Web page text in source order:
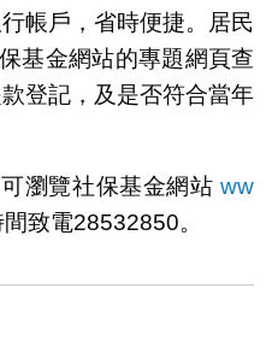
帳戶，省時便捷。居民
基金網站的專題網頁查
登記，及是否符合當年
瀏覽社保基金網站ww
致電28532850。